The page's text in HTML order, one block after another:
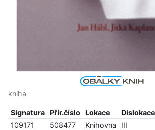
kniha
Signatura Přír.číslo Lokace Dislokace
109171
508477 Knihovna
III